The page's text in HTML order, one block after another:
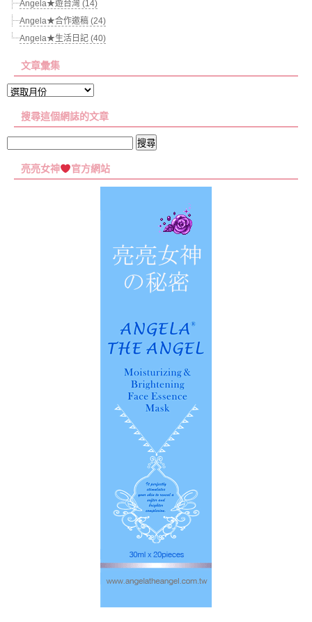
Angela★遊台灣 (14)
Angela★合作邀稿 (24)
Angela★生活日記 (40)
文章彙集
文
彙
搜尋這個網誌的文章
關
亮亮女神 官方網站